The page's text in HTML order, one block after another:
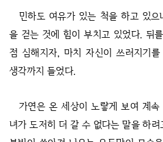
민하도 여유가 있는 척을 하고 있
을 걷는 것에 힘이 부치고 있었다. 뒤
점 심해지자, 마치 자신이 쓰러지기
생각까지 들었다.
가연은 온 세상이 노랗게 보여 계
녀가 도저히 더 갈 수 없다는 말을 하